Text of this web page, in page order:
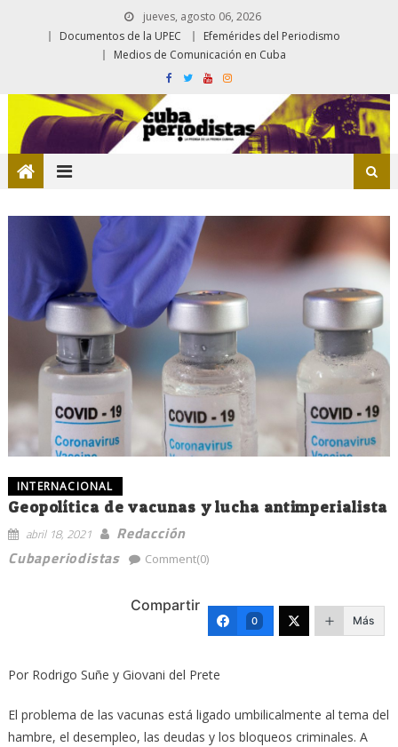
jueves, agosto 06, 2026
Documentos de la UPEC
Efemérides del Periodismo
Medios de Comunicación en Cuba
INTERNACIONAL
Geopolítica de vacunas y lucha antimperialista
abril 18, 2021
Redacción
Cubaperiodistas
Comment(0)
Compartir
0 Más
Por Rodrigo Suñe y Giovani del Prete
El problema de las vacunas está ligado umbilicalmente al tema del
hambre, el desempleo, las deudas y los bloqueos criminales. A